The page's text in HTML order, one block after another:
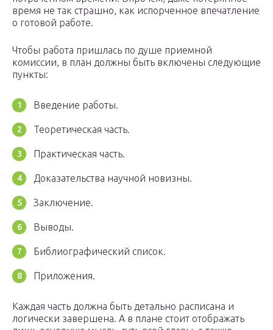
время не так страшно, как испорченное впечатление
о готовой работе.
Чтобы работа пришлась по душе приемной
комиссии, в план должны быть включены следующие
пункты:
Введение работы.
Теоретическая часть.
Практическая часть.
Доказательства научной новизны.
Заключение.
Выводы.
Библиографический список.
Приложения.
Каждая часть должна быть детально расписана и
логически завершена. А в плане стоит отображать